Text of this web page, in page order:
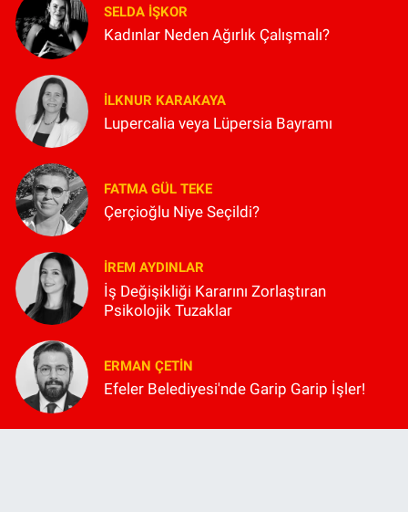
SELDA İŞKOR
Kadınlar Neden Ağırlık Çalışmalı?
İLKNUR KARAKAYA
Lupercalia veya Lüpersia Bayramı
FATMA GÜL TEKE
Çerçioğlu Niye Seçildi?
İREM AYDINLAR
İş Değişikliği Kararını Zorlaştıran
Psikolojik Tuzaklar
ERMAN ÇETIN
Efeler Belediyesi'nde Garip Garip İşler!